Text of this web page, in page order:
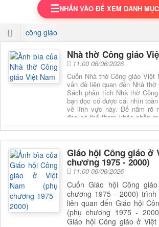
TOGGLE
☰NHẤN VÀO ĐỂ XEM DANH
công giáo
Nhà thờ Công giáo
11:00 06/06/2026
Cuốn Nhà thờ Công giáo Việt
vấn đề liên quan đến Nhà thờ
Sách phân tích Nhà thờ
bạn đọc có được cái nhìn
về lĩnh vực này. Để nắm rõ
đọc có thể tham khảo phần
Giáo hội Công giáo ở
chương 1975 - 2000)
11:00 06/06/2026
Cuốn Giáo hội Công
chương 1975 - 2000)
liên quan đến Giáo hội
(phụ chương 1975 -
Giáo hội Công giáo ở Việt